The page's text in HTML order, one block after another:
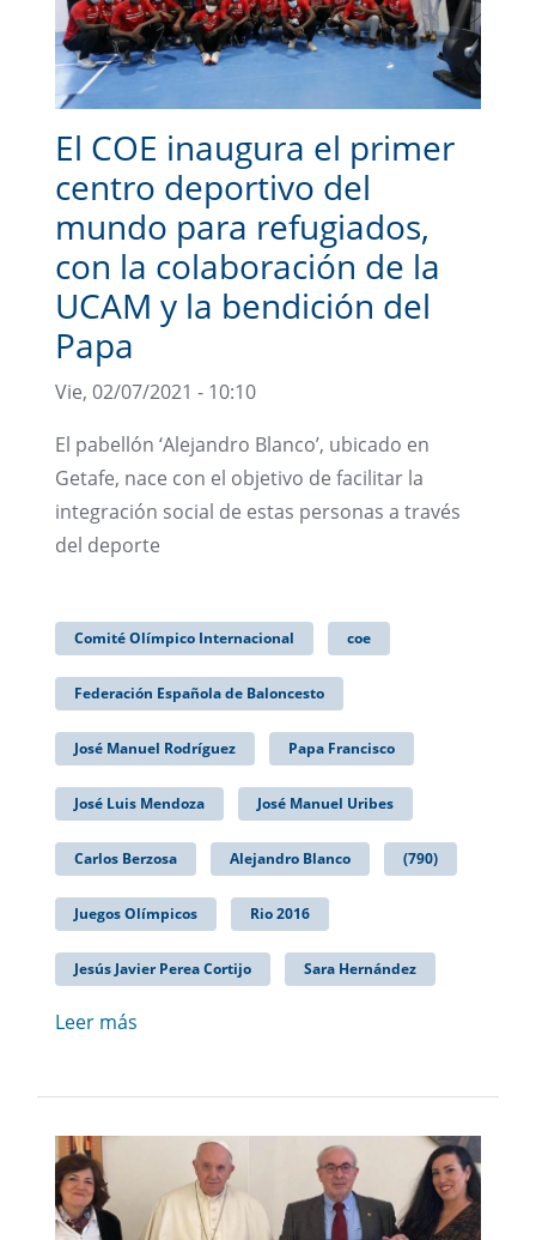
El COE inaugura el primer
centro deportivo del
mundo para refugiados,
con la colaboración de la
UCAM y la bendición del
Papa
Vie, 02/07/2021 - 10:10
El pabellón ‘Alejandro Blanco’, ubicado en
Getafe, nace con el objetivo de facilitar la
integración social de estas personas a través
del deporte
Comité Olímpico Internacional coe
Federación Española de Baloncesto
José Manuel Rodríguez Papa Francisco
José Luis Mendoza José Manuel Uribes
Carlos Berzosa Alejandro Blanco (790)
Juegos Olímpicos Rio 2016
Jesús Javier Perea Cortijo Sara Hernández
Leer más